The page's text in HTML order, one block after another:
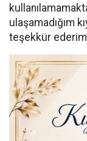
ulaşamadığım
teşekkür